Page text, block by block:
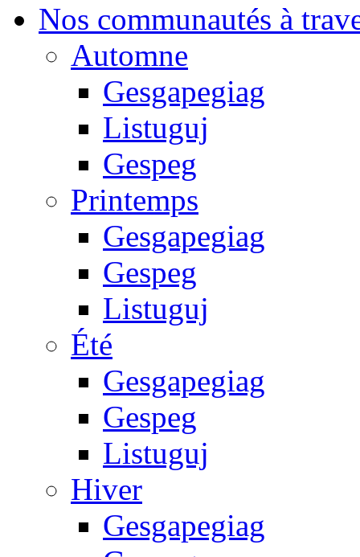
Nos communautés à
Automne
Gesgapegiag
Listuguj
Gespeg
Printemps
Gesgapegiag
Gespeg
Listuguj
Été
Gesgapegiag
Gespeg
Listuguj
Hiver
Gesgapegiag